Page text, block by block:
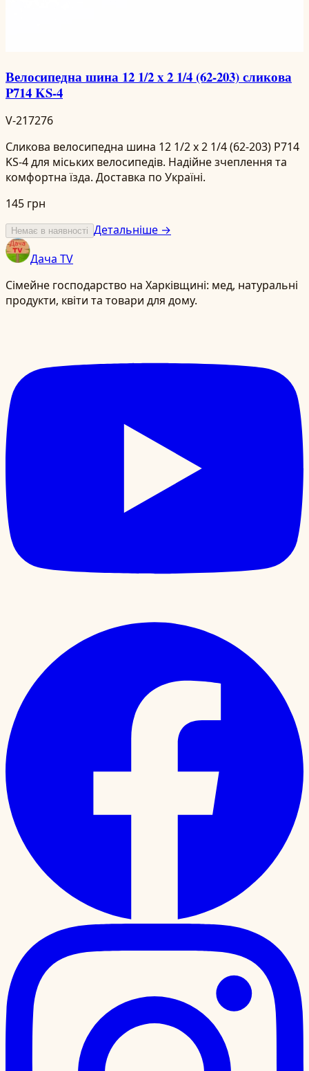
Велосипедна шина 12 1/2 x 2 1/4 (62-203) сликова
P714 KS-4
V-217276
Сликова велосипедна шина 12 1/2 x 2 1/4 (62-203) P714
KS-4 для міських велосипедів. Надійне зчеплення та
комфортна їзда. Доставка по Україні.
145 грн
Немає в наявності Детальніше →
Дача TV
Сімейне господарство на Харківщині: мед, натуральні
продукти, квіти та товари для дому.